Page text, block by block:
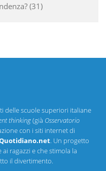
31
delle scuole superiori italiane
thinking(già Osservatorio
con i siti internet di
. Un progetto
ragazzi e che stimola la
il divertimento.